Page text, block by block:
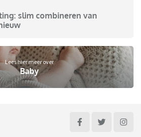
slim combineren van
Lees hier meer over
Baby